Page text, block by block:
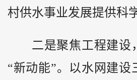
村供水事业发展提供科
二是聚焦工程建设
“新动能”。以水网建设